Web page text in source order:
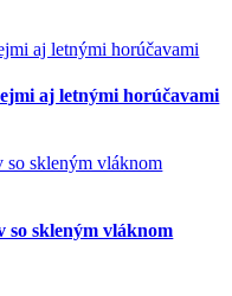
aj letnými horúčavami
so skleným vláknom